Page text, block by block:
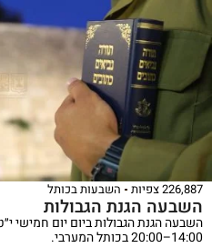
226,887 צפיות השבעות בכותל
השבעה הגנת הגבולות
14:00–20:00 בכותל המערבי.